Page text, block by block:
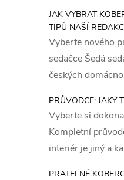
JAK VYBRAT
TIPŮ NAŠÍ
Vyberte nového
sedačce Šedá
českých
PRŮVODCE: JAKÝ
Vyberte si
Kompletní
interiér je jiný a
PRATELNÉ